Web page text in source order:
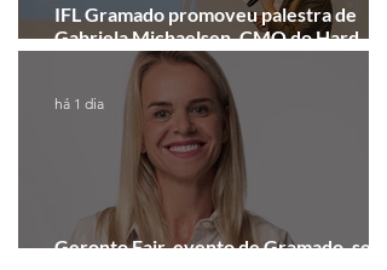
IFL Gramado promoveu palestra de
Gabriela Michaelsen, CMO do Hard
Rock Cafe Gramado
Geronto Fair, evento de Gramado, será
há 1 dia